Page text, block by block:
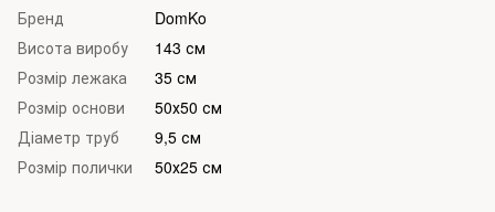
Бренд
DomKo
Висота виробу
143 см
Розмір лежака
35 см
Розмір основи
50х50 см
Діаметр труб
9,5 см
Розмір полички
50х25 см